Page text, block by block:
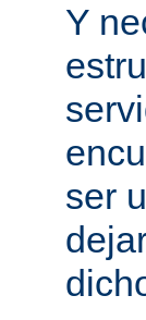
Y
ser